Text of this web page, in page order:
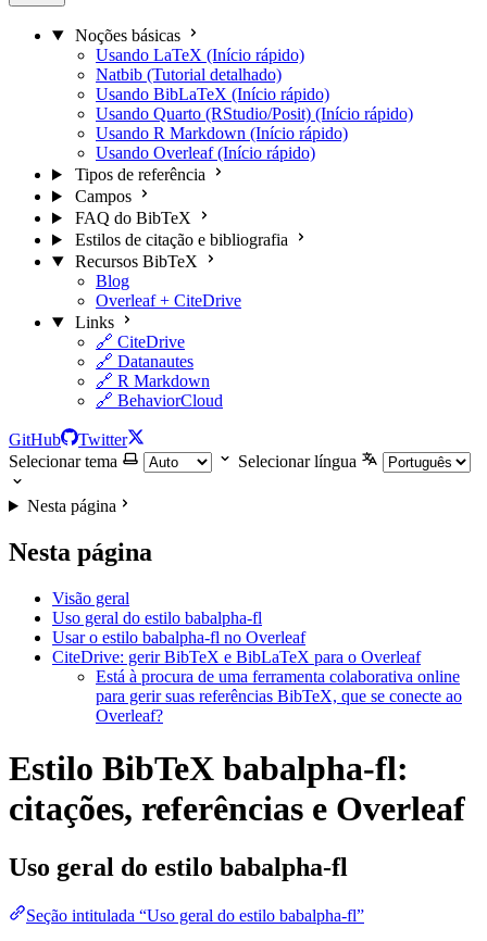
Noções básicas
Usando LaTeX (Início rápido)
Natbib (Tutorial detalhado)
Usando BibLaTeX (Início rápido)
Usando Quarto (RStudio/Posit) (Início rápido)
Usando R Markdown (Início rápido)
Usando Overleaf (Início rápido)
Tipos de referência
Campos
FAQ do BibTeX
Estilos de citação e bibliografia
Recursos BibTeX
Blog
Overleaf + CiteDrive
Links
🔗 CiteDrive
🔗 Datanautes
🔗 R Markdown
🔗 BehaviorCloud
GitHub
Twitter
Selecionar tema
Selecionar língua
Nesta página
Nesta página
Visão geral
Uso geral do estilo babalpha-fl
Usar o estilo babalpha-fl no Overleaf
CiteDrive: gerir BibTeX e BibLaTeX para o Overleaf
Está à procura de uma ferramenta colaborativa online
para gerir suas referências BibTeX, que se conecte ao
Overleaf?
Estilo BibTeX babalpha-fl:
citações, referências e Overleaf
Uso geral do estilo babalpha-fl
Seção intitulada “Uso geral do estilo babalpha-fl”